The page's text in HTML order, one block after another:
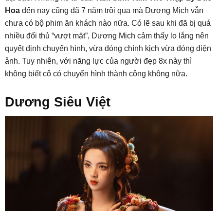
Hoa đến nay cũng đã 7 năm trôi qua mà Dương Mịch vẫn
chưa có bộ phim ăn khách nào nữa. Có lẽ sau khi đã bị quá
nhiều đối thủ “vượt mặt”, Dương Mịch cảm thấy lo lắng nên
quyết định chuyển hình, vừa đóng chính kịch vừa đóng điện
ảnh. Tuy nhiên, với năng lực của người đẹp 8x này thì
không biết cô có chuyển hình thành công không nữa.
Dương Siêu Việt